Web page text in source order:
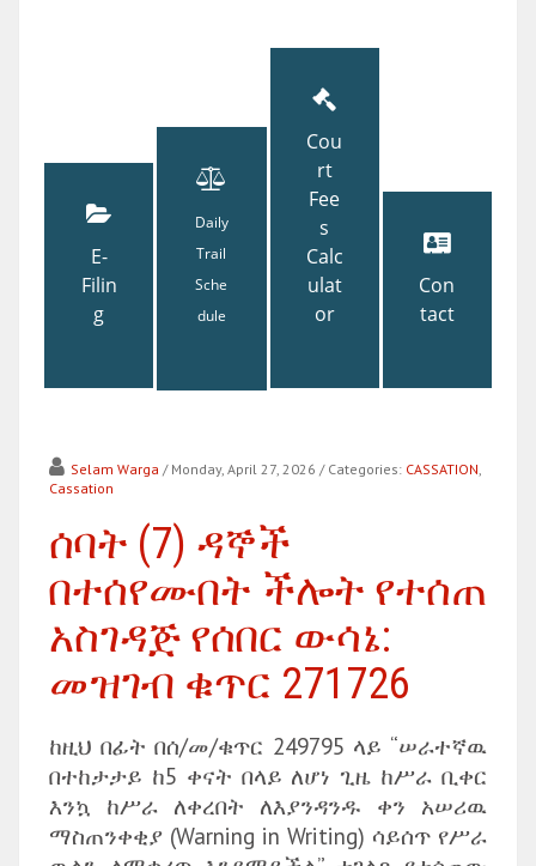
E-
Filin
g
Daily
Trail
Sche
dule
Cou
rt
Fee
s
Calc
ulat
or
Con
tact
Selam Warga / Monday, April 27, 2026 / Categories: CASSATION,
Cassation
ሰባት (7) ዳኞች
በተሰየሙበት ችሎት የተሰጠ
አስገዳጅ የሰበር ውሳኔ:
መዝገብ ቁጥር 271726
ከዚህ በፊት በሰ/መ/ቁጥር 249795 ላይ “ሠራተኛዉ
በተከታታይ ከ5 ቀናት በላይ ለሆነ ጊዜ ከሥራ ቢቀር
እንኳ ከሥራ ለቀረበት ለእያንዳንዱ ቀን አሠሪዉ
ማስጠንቀቂያ (Warning in Writing) ሳይሰጥ የሥራ